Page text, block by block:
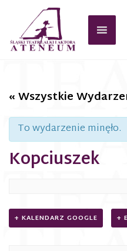
« Wszystkie
To wydarzenie minęło.
Kopciuszek
+ KALENDARZ GOOGLE +